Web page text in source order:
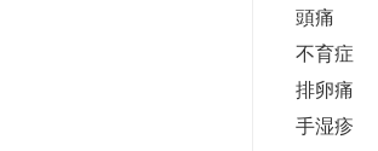
頭痛
不育症
排卵痛
手湿疹